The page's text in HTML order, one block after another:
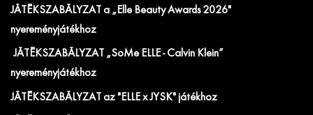
JÁTÉKSZABÁLYZAT a „Elle Beauty Awards 2026"
nyereményjátékhoz
JÁTÉKSZABÁLYZAT „SoMe ELLE - Calvin Klein”
nyereményjátékhoz
JÁTÉKSZABÁLYZAT az "ELLE x JYSK" játékhoz